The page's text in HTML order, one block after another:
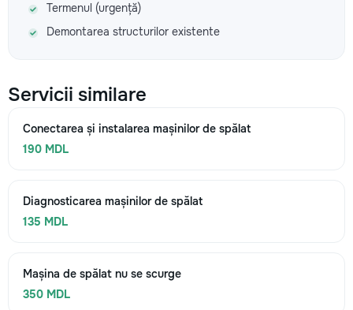
Termenul (urgență)
Demontarea structurilor existente
Servicii similare
Conectarea și instalarea mașinilor de spălat
190 MDL
Diagnosticarea mașinilor de spălat
135 MDL
Mașina de spălat nu se scurge
350 MDL